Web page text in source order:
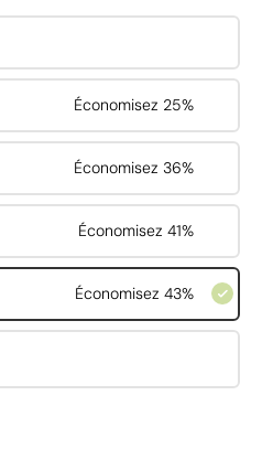
Économisez 25%
Économisez 36%
Économisez 41%
Économisez 43%